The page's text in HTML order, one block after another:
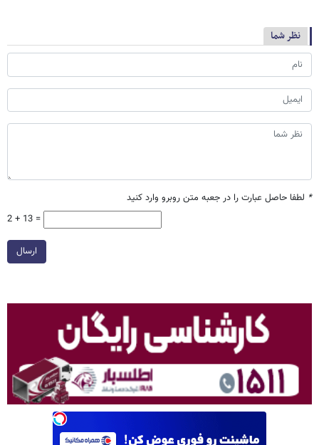
نظر شما
* لطفا حاصل عبارت را در جعبه متن روبرو وارد کنید
2 + 13 =
ارسال